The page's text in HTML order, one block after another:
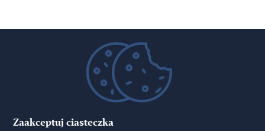
Zaakceptuj ciasteczka